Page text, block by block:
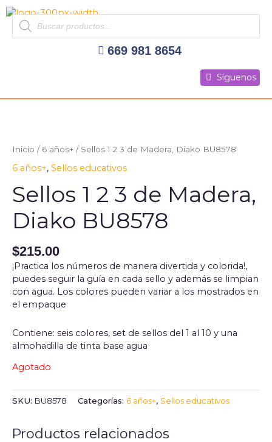
al
contenido
Products
search
669 981 8654
Síguenos
Inicio / 6 años+ / Sellos 1 2 3 de Madera, Diako BU8578
6 años+, Sellos educativos
Sellos 1 2 3 de Madera,
Diako BU8578
$215.00
¡Practica los números de manera divertida y colorida!,
puedes seguir la guía en cada sello y además se limpian
con agua. Los colores pueden variar a los mostrados en
el empaque
Contiene: seis colores, set de sellos del 1 al 10 y una
almohadilla de tinta base agua
Agotado
SKU: BU8578 Categorías: 6 años+, Sellos educativos
Productos relacionados